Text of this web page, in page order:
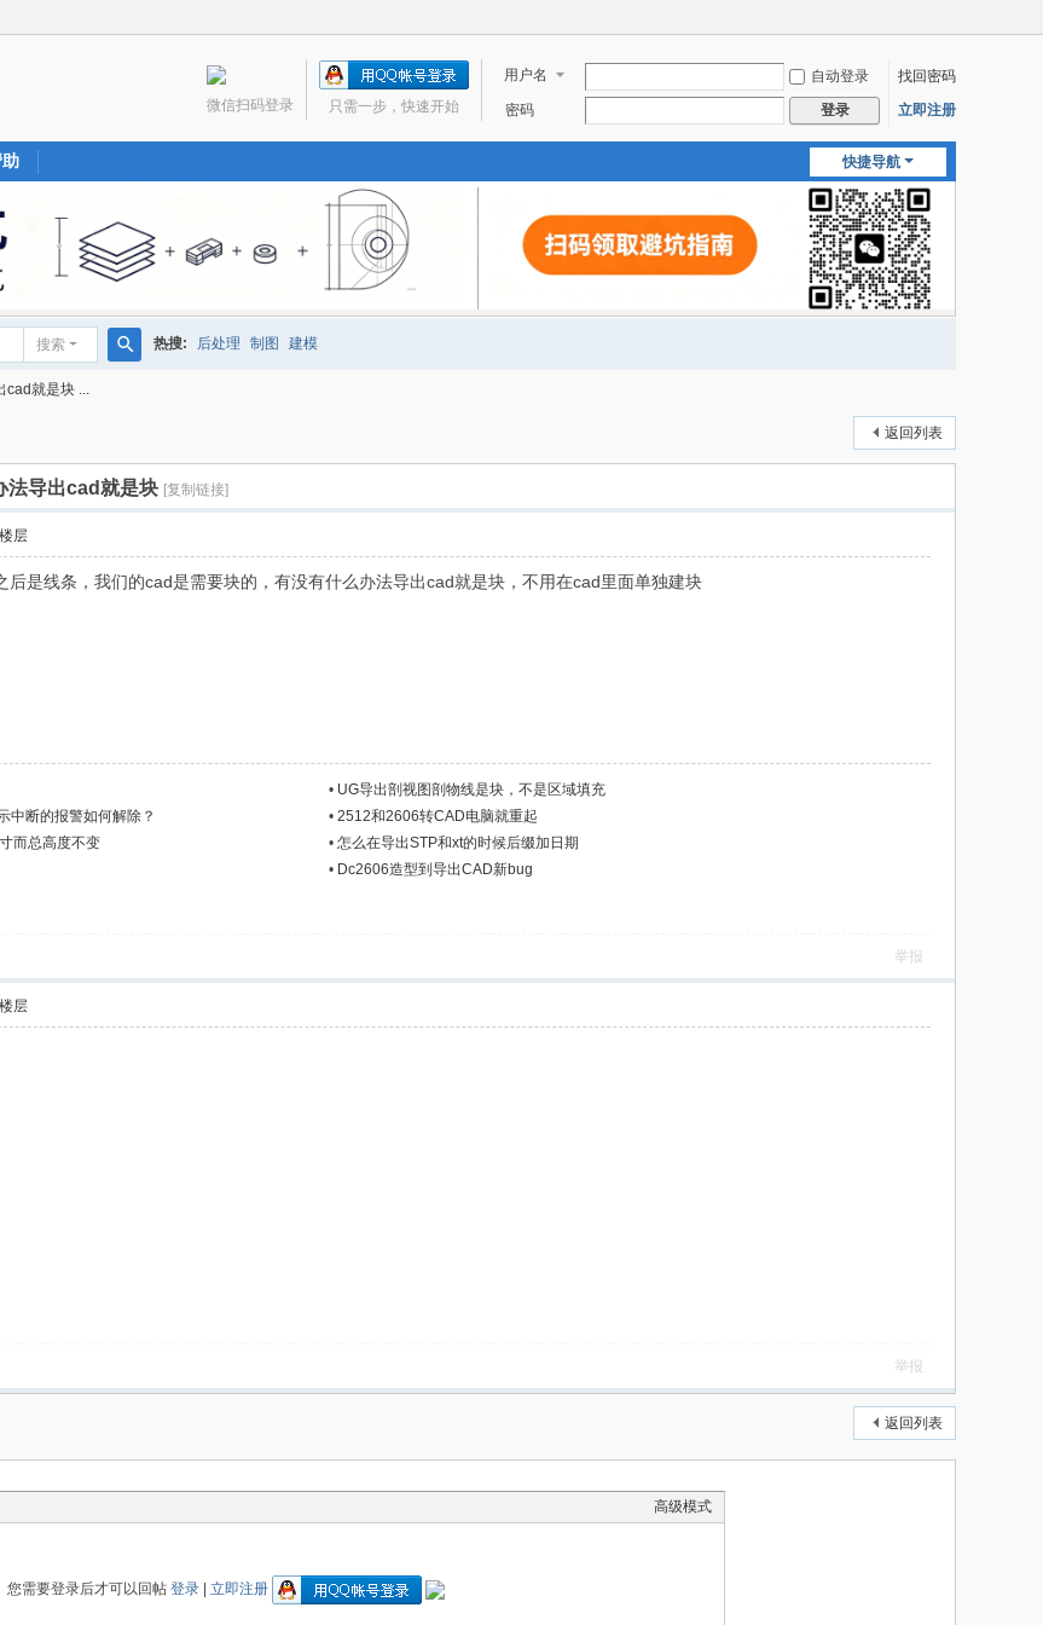
用户名 自动登录
找回密码
密码
登录 立即注册
只需一步，快速开始
微信扫码登录
快捷导航
搜索 热搜: 后处理 制图 建模
cad就是块 ...
返回列表
法导出cad就是块 [复制链接]
层
后是线条，我们的cad是需要块的，有没有什么办法导出cad就是块，不用在cad里面单独建块
• UG导出剖视图剖物线是块，不是区域填充
中断的报警如何解除？ • 2512和2606转CAD电脑就重起
而总高度不变 • 怎么在导出STP和xt的时候后缀加日期
• Dc2606造型到导出CAD新bug
举报
层
举报
返回列表
高级模式
您需要登录后才可以回帖 登录| 立即注册